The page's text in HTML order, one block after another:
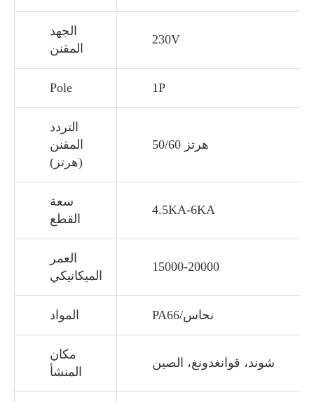
الجهد
المقنن
230V
Pole 1P
التردد
المقنن
(هرتز)
50/60 هرتز
سعة
القطع
4.5KA-6KA
العمر
الميكانيكي
15000-20000
المواد PA66/نحاس
مكان
المنشأ
شوند، قوانغدونغ، الصين